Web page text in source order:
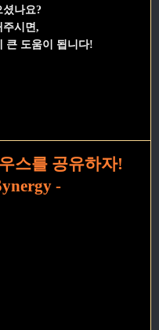
나요?
주시면,
큰 도움이 됩니다!
스를 공유하자!
-